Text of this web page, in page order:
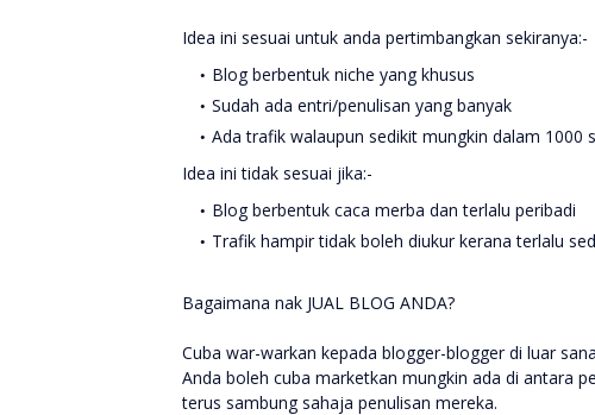
Idea ini sesuai untuk anda pertimbangkan sekiranya:-
Blog berbentuk niche yang khusus
Sudah ada entri/penulisan yang banyak
Ada trafik walaupun sedikit mungkin dalam 1000
Idea ini tidak sesuai jika:-
Blog berbentuk caca merba dan terlalu peribadi
Trafik hampir tidak boleh diukur kerana terlalu
Bagaimana nak JUAL BLOG ANDA?
Cuba war-warkan kepada blogger-blogger di luar
Anda boleh cuba marketkan mungkin ada di antara
terus sambung sahaja penulisan mereka.